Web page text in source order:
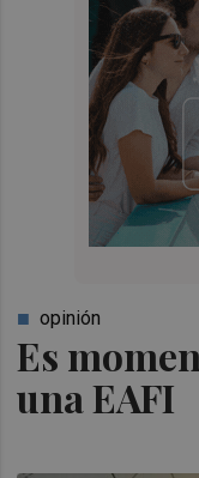
Es
una EAFI
opinión